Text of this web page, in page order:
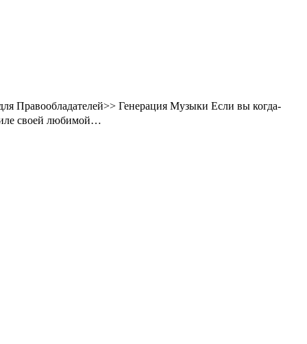
Правообладателей>> Генерация Музыки Если вы когда-
своей любимой…